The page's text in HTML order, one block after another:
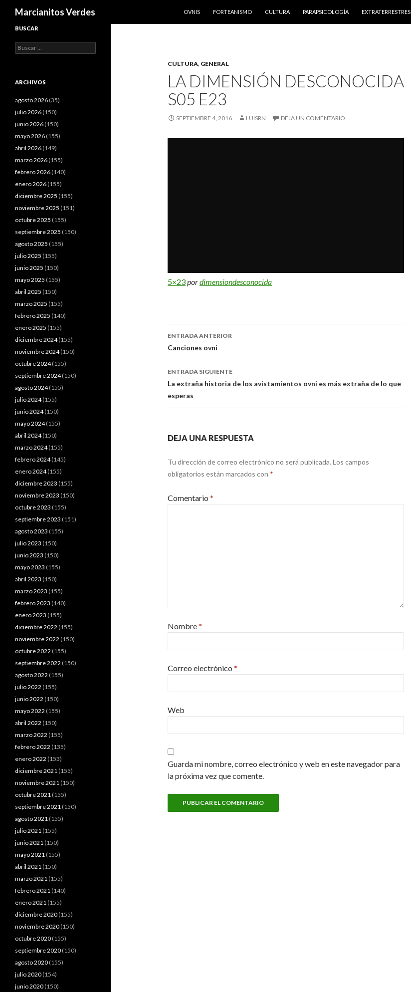
Marcianitos Verdes
OVNIS
FORTEANISMO CULTURA PARAPSICOLOGÍA EXTRATERRESTRES
CULTURA, GENERAL
LA DIMENSIÓN DESCONOCIDA
S05 E23
SEPTIEMBRE 4, 2016 LUISRN DEJA UN COMENTARIO
5×23pordimensiondesconocida
Navegación
de
entradas
ENTRADA ANTERIOR
Canciones ovni
ENTRADA SIGUIENTE
La extraña historia de los avistamientos ovni es más extraña de lo que
esperas
DEJA UNA RESPUESTA
Tu dirección de correo electrónico no será publicada. Los campos
obligatorios están marcados con *
Comentario *
Nombre*
Correo electrónico *
Web
Guarda mi nombre, correo electrónico y web en este navegador para
la próxima vez que comente.
BUSCAR
Buscar:
ARCHIVOS
agosto 2026 (35)
julio 2026 (150)
junio 2026 (150)
mayo 2026 (155)
abril 2026 (149)
marzo 2026 (155)
febrero 2026 (140)
enero 2026 (155)
diciembre 2025 (155)
noviembre 2025 (151)
octubre 2025 (155)
septiembre 2025 (150)
agosto 2025 (155)
julio 2025 (155)
junio 2025 (150)
mayo 2025 (155)
abril 2025 (150)
marzo 2025 (155)
febrero 2025 (140)
enero 2025 (155)
diciembre 2024(155)
noviembre 2024(150)
octubre 2024(155)
septiembre 2024(150)
agosto 2024(155)
julio 2024(155)
junio 2024(150)
mayo 2024(155)
abril 2024(150)
marzo 2024(155)
febrero 2024(145)
enero 2024(155)
diciembre 2023 (155)
noviembre 2023 (150)
octubre 2023 (155)
septiembre 2023 (151)
agosto 2023 (155)
julio 2023 (150)
junio 2023 (150)
mayo 2023 (155)
abril 2023 (150)
marzo 2023 (155)
febrero 2023 (140)
enero 2023 (155)
diciembre 2022 (155)
noviembre 2022 (150)
octubre 2022 (155)
septiembre 2022 (150)
agosto 2022 (155)
julio 2022 (155)
junio 2022 (150)
mayo 2022 (155)
abril 2022 (150)
marzo 2022 (155)
febrero 2022 (135)
enero 2022 (153)
diciembre 2021 (155)
noviembre 2021 (150)
octubre 2021 (155)
septiembre 2021 (150)
agosto 2021 (155)
julio 2021 (155)
junio 2021 (150)
mayo 2021 (155)
abril 2021 (150)
marzo 2021 (155)
febrero 2021 (140)
enero 2021 (155)
diciembre 2020 (155)
noviembre 2020 (150)
octubre 2020 (155)
septiembre 2020 (150)
agosto 2020 (155)
julio 2020 (154)
junio 2020 (150)